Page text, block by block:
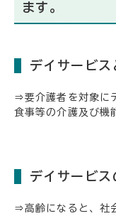
ます。
デイサービス
⇒要介護者を対象に
食事等の介護及び機
デイサービス
⇒高齢になると、社